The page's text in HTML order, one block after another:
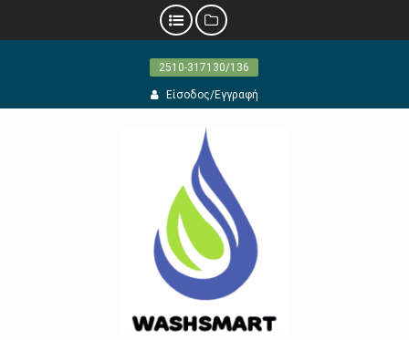
2510-317130/136
Είσοδος/Εγγραφή